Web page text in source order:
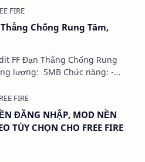
Chống Rung Tâm,
FF Đạn Thẳng Chống Rung
ĐĂNG NHẬP, MOD NỀN
TÙY CHỌN CHO FREE FIRE